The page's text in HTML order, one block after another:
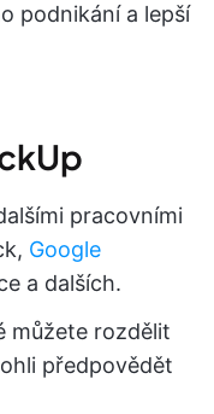
podnikání a lepší
pracovními
Google
a dalších.
můžete rozdělit
předpovědět